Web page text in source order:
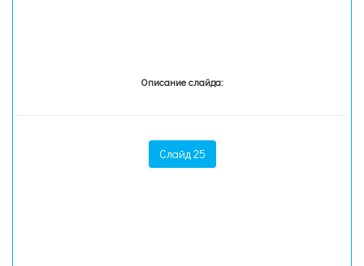
Описание слайда:
Слайд 25